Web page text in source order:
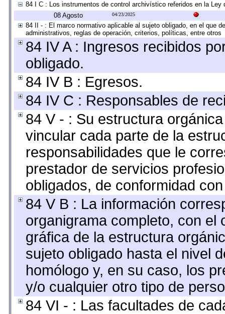
84 I C : Los instrumentos de control archivístico referidos en la
08 Agosto
04/23/2025
84 II - : El marco normativo aplicable al sujeto obligado, en el que
administrativos, reglas de operación, criterios, políticas, entre otros
84 IV A : Ingresos recibidos
obligado.
84 IV B : Egresos.
84 IV C : Responsables de
84 V - : Su estructura
vincular cada parte de la
responsabilidades que le
prestador de servicios
obligados, de conformidad
84 V B : La información
organigrama completo, con el
gráfica de la estructura
sujeto obligado hasta el nivel
homólogo y, en su caso, los
y/o cualquier otro tipo de
84 VI - : Las facultades de